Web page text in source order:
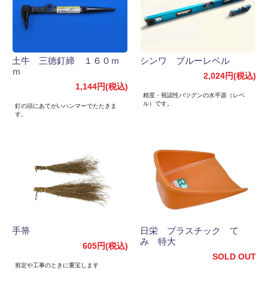
土牛 三徳釘締 １６０ｍ
ｍ
1,144円(税込)
釘の頭にあてがいハンマーでたたきま
す。
シンワ ブルーレベル
2,024円(税込)
精度・視認性バツグンの水平器（レベ
ル）です。
手箒
605円(税込)
剪定や工事のときに重宝します
日栄 プラスチック て
み 特大
SOLD OUT